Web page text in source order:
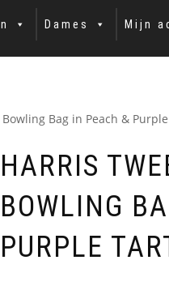
Dames Mijn
Bag in Peach &
HARRIS
BOWLING
PURPLE